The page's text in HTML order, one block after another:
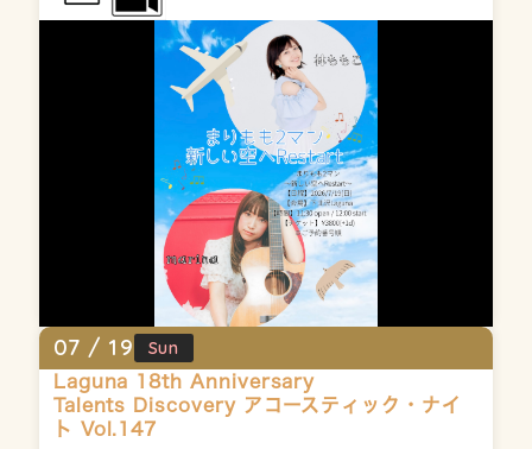
07 / 19 Sun
Laguna 18th Anniversary
Talents Discovery アコースティック・ナイ
ト Vol.147